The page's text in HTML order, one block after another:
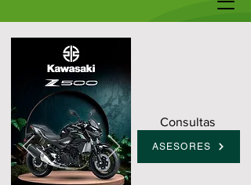
Consultas
ASESORES